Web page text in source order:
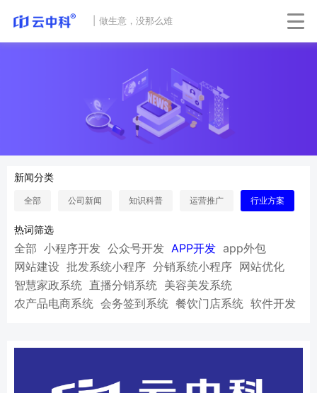
做生意，没那么难
新闻分类
全部 公司新闻 知识科普 运营推广 行业方案
热词筛选
全部 小程序开发 公众号开发 APP开发 app外包
网站建设 批发系统小程序 分销系统小程序 网站优化
智慧家政系统 直播分销系统 美容美发系统
农产品电商系统 会务签到系统 餐饮门店系统 软件开发